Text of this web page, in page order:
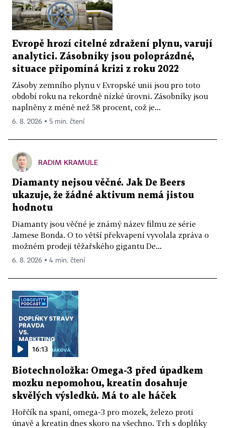
Evropě hrozí citelné zdražení plynu, varují
analytici. Zásobníky jsou poloprázdné,
situace připomíná krizi z roku 2022
Zásoby zemního plynu v Evropské unii jsou pro toto
období roku na rekordně nízké úrovni. Zásobníky jsou
naplněny z méně než 58 procent, což je...
6. 8. 2026 ▪ 5 min. čtení
RADIM KRAMULE
Diamanty nejsou věčné. Jak De Beers
ukazuje, že žádné aktivum nemá jistou
hodnotu
Diamanty jsou věčné je známý název filmu ze série
Jamese Bonda. O to větší překvapení vyvolala zpráva o
možném prodeji těžařského gigantu De...
6. 8. 2026 ▪ 4 min. čtení
16:13
Biotechnoložka: Omega-3 před úpadkem
mozku nepomohou, kreatin dosahuje
skvělých výsledků. Má to ale háček
Hořčík na spaní, omega-3 pro mozek, železo proti
únavě a kreatin dnes skoro na všechno. Trh s doplňky